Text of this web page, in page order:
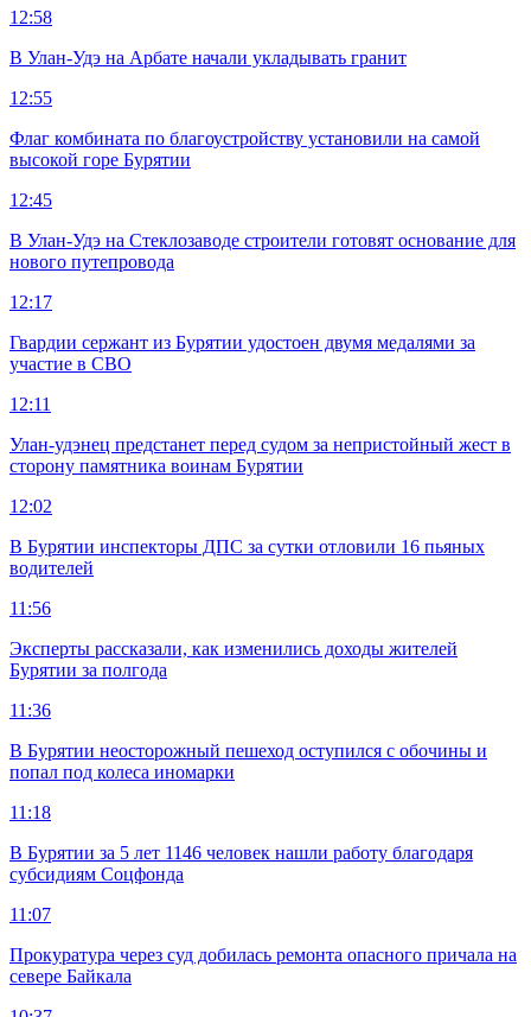
12:58
В Улан-Удэ на Арбате начали укладывать гранит
12:55
Флаг комбината по благоустройству установили на самой
высокой горе Бурятии
12:45
В Улан-Удэ на Стеклозаводе строители готовят основание для
нового путепровода
12:17
Гвардии сержант из Бурятии удостоен двумя медалями за
участие в СВО
12:11
Улан-удэнец предстанет перед судом за непристойный жест в
сторону памятника воинам Бурятии
12:02
В Бурятии инспекторы ДПС за сутки отловили 16 пьяных
водителей
11:56
Эксперты рассказали, как изменились доходы жителей
Бурятии за полгода
11:36
В Бурятии неосторожный пешеход оступился с обочины и
попал под колеса иномарки
11:18
В Бурятии за 5 лет 1146 человек нашли работу благодаря
субсидиям Соцфонда
11:07
Прокуратура через суд добилась ремонта опасного причала на
севере Байкала